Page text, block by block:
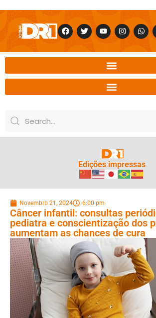
Edições impressas
Novembro 21, 2024 6:00 pm
Câncer infantil: consultas
pediatra e conscientização dos
aumentam as chances de cura